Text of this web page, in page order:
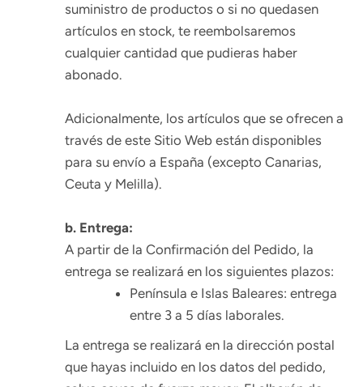
suministro de productos o si no quedasen
artículos en stock, te reembolsaremos
cualquier cantidad que pudieras haber
abonado.
Adicionalmente, los artículos que se ofrecen a
través de este Sitio Web están disponibles
para su envío a España (excepto Canarias,
Ceuta y Melilla).
b. Entrega:
A partir de la Confirmación del Pedido, la
entrega se realizará en los siguientes plazos:
Península e Islas Baleares: entrega
entre 3 a 5 días laborales.
La entrega se realizará en la dirección postal
que hayas incluido en los datos del pedido,